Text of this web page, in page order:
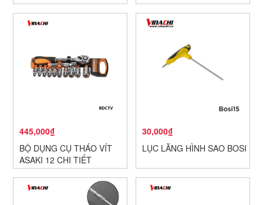
445,000₫
BỘ DỤNG CỤ THÁO VÍT
ASAKI 12 CHI TIẾT
30,000₫
LỤC LĂNG HÌNH SAO BOSI